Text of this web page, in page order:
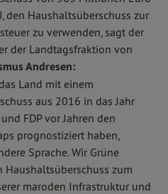
den Haushaltsüberschuss zur
zu verwenden, sagt der
der Landtagsfraktion von
Andresen:
Land mit einem
aus 2016 in das Jahr
FDP vor Jahren den
prognostiziert haben,
Sprache. Wir Grüne
Haushaltsüberschuss zum
maroden Infrastruktur und